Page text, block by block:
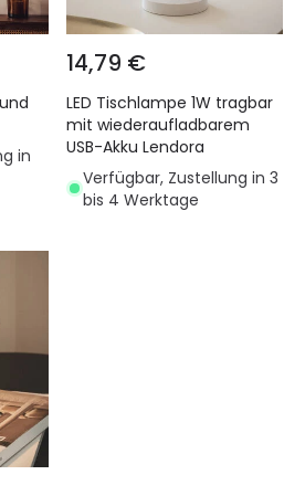
in
14,79 €
LED Tischlampe 1W tragbar
mit wiederaufladbarem
USB-Akku Lendora
Verfügbar, Zustellung in 3
bis 4 Werktage